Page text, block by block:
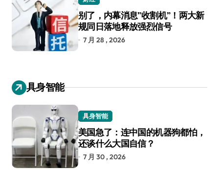
别了，内幕消息”收割机”！两大新
规同日落地释放强烈信号
7 月 28 , 2026
具身智能
具身智能
美国急了：连中国的机器狗都怕，
还谈什么大国自信？
7 月 30 , 2026